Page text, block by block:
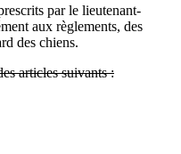
par le lieutenant-
aux règlements, des
des chiens.
articles suivants :